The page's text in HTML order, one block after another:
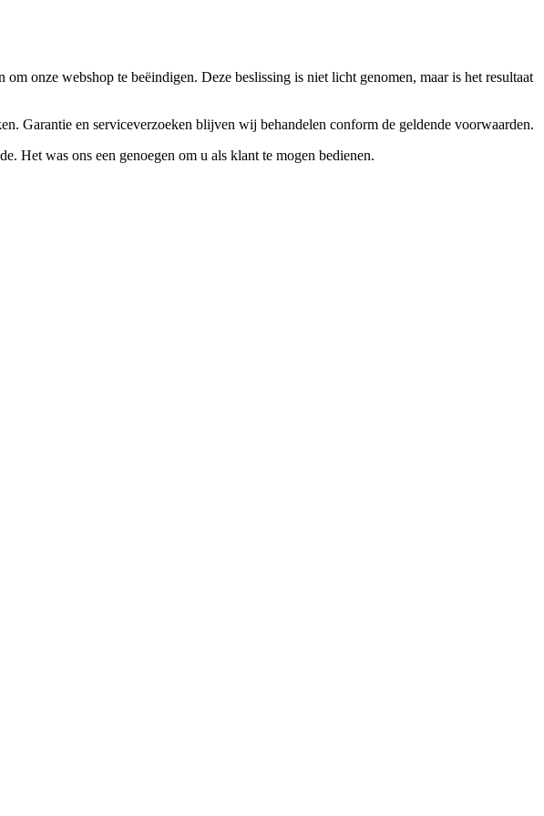
onze webshop te beëindigen. Deze beslissing is niet licht genomen, maar is het resultaat
Garantie en serviceverzoeken blijven wij behandelen conform de geldende voorwaarden.
Het was ons een genoegen om u als klant te mogen bedienen.